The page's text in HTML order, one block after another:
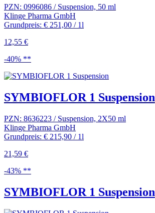
PZN: 0996086 / Suspension, 50 ml
Klinge Pharma GmbH
Grundpreis: € 251,00 / 1l
12,55 €
-40% **
SYMBIOFLOR 1 Suspension
PZN: 8636223 / Suspension, 2X50 ml
Klinge Pharma GmbH
Grundpreis: € 215,90 / 1l
21,59 €
-43% **
SYMBIOFLOR 1 Suspension